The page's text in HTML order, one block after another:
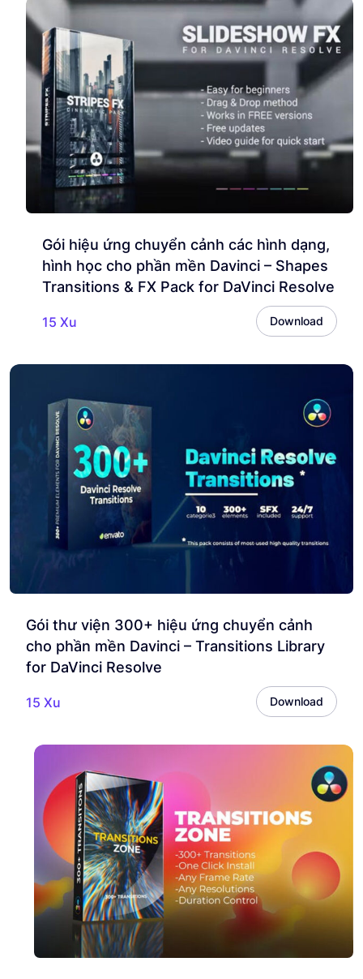
Gói hiệu ứng chuyển cảnh các hình dạng,
hình học cho phần mền Davinci – Shapes
Transitions & FX Pack for DaVinci Resolve
15 Xu Download
Gói thư viện 300+ hiệu ứng chuyển cảnh
cho phần mền Davinci – Transitions Library
for DaVinci Resolve
15 Xu Download